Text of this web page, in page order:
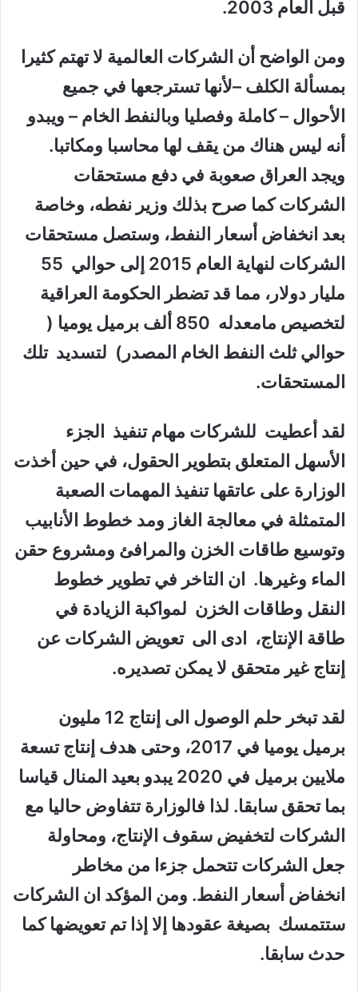
قبل العام 2003.
ومن الواضح أن الشركات العالمية لا تهتم كثيرا
بمسألة الكلف –لأنها تسترجعها في جميع
الأحوال – كاملة وفصليا وبالنفط الخام – ويبدو
أنه ليس هناك من يقف لها محاسبا ومكاتبا.
ويجد العراق صعوبة في دفع مستحقات
الشركات كما صرح بذلك وزير نفطه، وخاصة
بعد انخفاض أسعار النفط، وستصل مستحقات
الشركات لنهاية العام 2015 إلى حوالي 55
مليار دولار، مما قد تضطر الحكومة العراقية
لتخصيص مامعدله 850 ألف برميل يوميا (
حوالي ثلث النفط الخام المصدر) لتسديد تلك
المستحقات.
لقد أعطيت للشركات مهام تنفيذ الجزء
الأسهل المتعلق بتطوير الحقول، في حين أخذت
الوزارة على عاتقها تنفيذ المهمات الصعبة
المتمثلة في معالجة الغاز ومد خطوط الأنابيب
وتوسيع طاقات الخزن والمرافئ ومشروع حقن
الماء وغيرها. ان التاخر في تطوير خطوط
النقل وطاقات الخزن لمواكبة الزيادة في
طاقة الإنتاج، ادى الى تعويض الشركات عن
إنتاج غير متحقق لا يمكن تصديره.
لقد تبخر حلم الوصول الى إنتاج 12 مليون
برميل يوميا في 2017، وحتى هدف إنتاج تسعة
ملايين برميل في 2020 يبدو بعيد المنال قياسا
بما تحقق سابقا. لذا فالوزارة تتفاوض حاليا مع
الشركات لتخفيض سقوف الإنتاج، ومحاولة
جعل الشركات تتحمل جزءا من مخاطر
انخفاض أسعار النفط. ومن المؤكد ان الشركات
ستتمسك بصيغة عقودها إلا إذا تم تعويضها كما
حدث سابقا.